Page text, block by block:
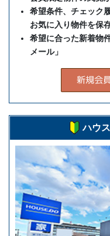
希望条件、チェック履
お気に入り物件を保
希望に合った新着物
メール」
ハウ